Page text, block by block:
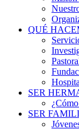
QUÉ
SER
SER